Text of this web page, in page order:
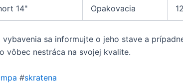
14" Opakovacia 12
sa informujte o jeho stave a
vôbec nestráca na svojej kvalite.
#skratena